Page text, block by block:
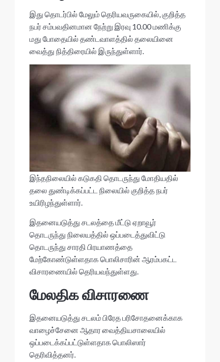
இது தொடர்பில் மேலும் தெரியவருகையில், குறித்த
நபர் சம்பவதினமான நேற்று இரவு 10.00 மணிக்கு
மது போதையில் தண்டவாளத்தில் தலையினை
வைத்து நித்திரையில் இருந்துள்ளார்.
இந்தநிலையில் கடுகதி தொடருந்து மோதியதில்
தலை துண்டிக்கப்பட்ட நிலையில் குறித்த நபர்
உயிரிழந்துள்ளார்.
இதனையடுத்து சடலத்தை மீட்டு ஏறாவூர்
தொடருந்து நிலையத்தில் ஒப்படைத்துவிட்டு
தொடருந்து சாரதி பிரயாணத்தை
மேற்கோண்டுள்ளதாக பொலிசாரின் ஆரம்பகட்ட
விசாரணையில் தெரியவந்துள்ளது.
மேலதிக விசாரணை
இதனையடுத்து சடலம் பிரேத பரிசோதனைக்காக
வாழைச்சேனை ஆதார வைத்தியசாலையில்
ஒப்படைக்கப்பட்டுள்ளதாக பொலிஸார்
தெரிவித்தனர்.